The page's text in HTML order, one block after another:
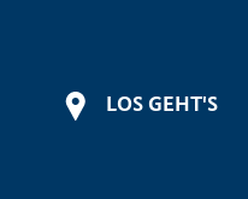
LOS GEHT'S